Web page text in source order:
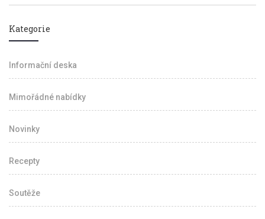
Kategorie
Informační deska
Mimořádné nabídky
Novinky
Recepty
Soutěže